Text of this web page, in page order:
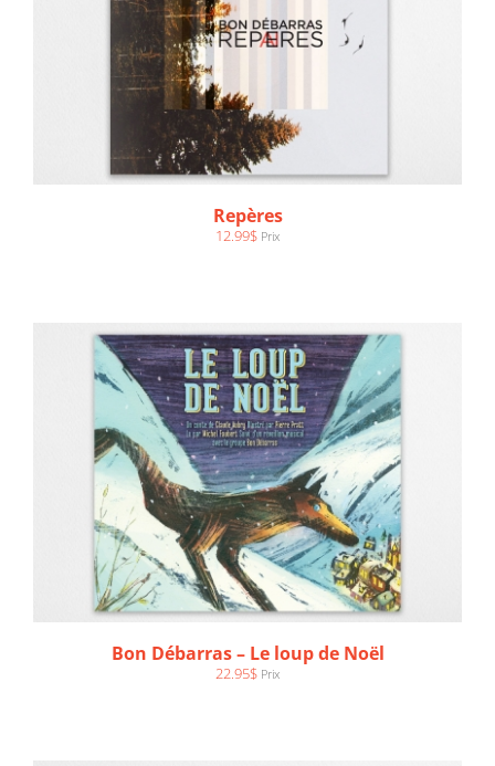
Repères
12.99$ Prix
AJOUTER AU PANIER / DÉTAILS
Bon Débarras – Le loup de Noël
22.95$ Prix
AJOUTER AU PANIER / DÉTAILS